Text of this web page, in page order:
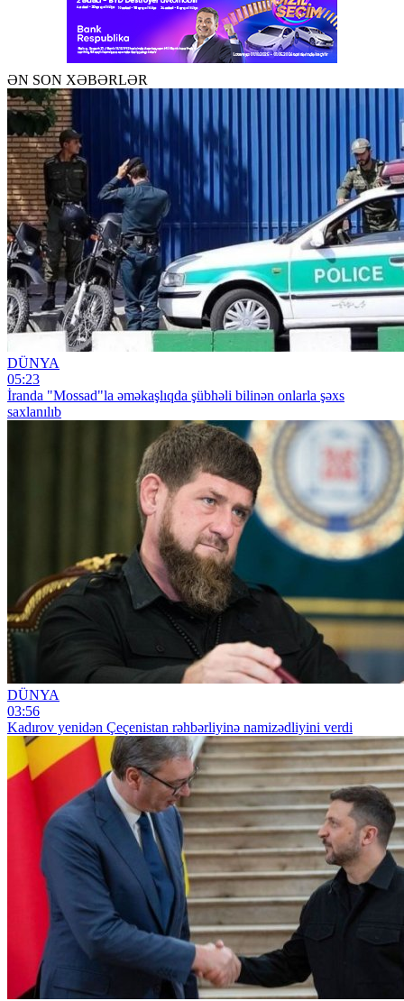
ƏN SON XƏBƏRLƏR
DÜNYA
05:23
İranda "Mossad"la əməkaşlıqda şübhəli bilinən onlarla şəxs
saxlanılıb
DÜNYA
03:56
Kadırov yenidən Çeçenistan rəhbərliyinə namizədliyini verdi